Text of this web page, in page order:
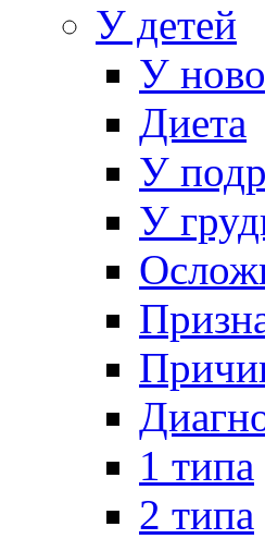
У детей
У
Диета
У
У
1 типа
2 типа